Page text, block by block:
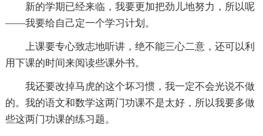
新的学期已经来临，我要更加把劲儿地努力，所以呢
——我要给自己定一个学习计划。
上课要专心致志地听讲，绝不能三心二意，还可以利
用下课的时间来阅读些课外书。
我还要改掉马虎的这个坏习惯，我一定不会光说不做
的。我的语文和数学这两门功课不是太好，所以我要多做
些这两门功课的练习题。